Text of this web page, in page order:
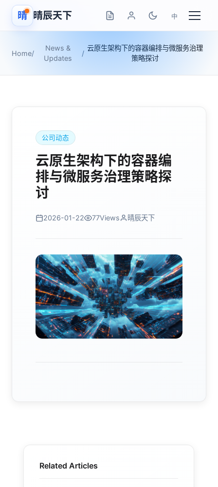
晴 晴辰天下 中
Home/
News &
Updates
/
云原生架构下的容器编排与微服务治理
策略探讨
公司动态
云原生架构下的容器编
排与微服务治理策略探
讨
2026-01-22 77Views 晴辰天下
Related Articles